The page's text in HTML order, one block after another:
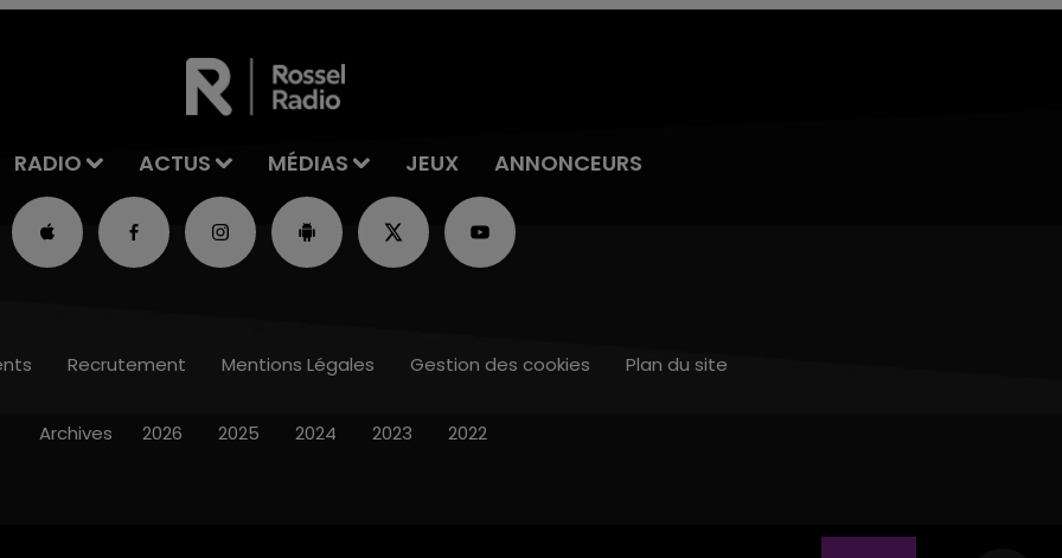
RADIO ACTUS MÉDIAS JEUX ANNONCEURS
Recrutement Mentions Légales Gestion des cookies Plan du site
Archives 2026 2025 2024 2023 2022